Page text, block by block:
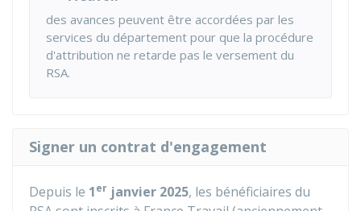
des avances peuvent être accordées par les
services du département pour que la procédure
d'attribution ne retarde pas le versement du
RSA.
Signer un contrat d'engagement
Depuis le 1er janvier 2025, les bénéficiaires du